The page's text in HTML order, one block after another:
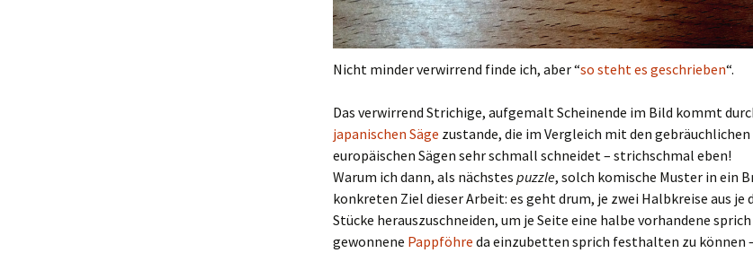
Nicht minder verwirrend finde ich, aber “so steht es geschrieben“.
Das verwirrend Strichige, aufgemalt Scheinende im Bild kommt
japanischen Säge zustande, die im Vergleich mit den
europäischen Sägen sehr schmall schneidet – strichschmal eben!
Warum ich dann, als nächstes puzzle, solch komische Muster in ein
konkreten Ziel dieser Arbeit: es geht drum, je zwei Halbkreise aus je
Stücke herauszuschneiden, um je Seite eine halbe vorhandene
gewonnene Pappföhre da einzubetten sprich festhalten zu können